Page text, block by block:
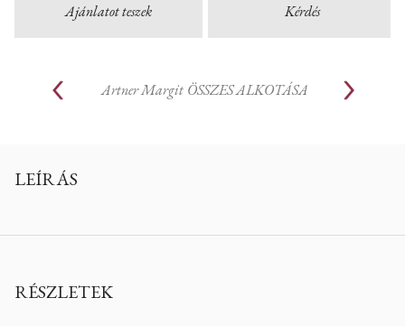
Ajánlatot teszek Kérdés
Artner Margit ÖSSZES ALKOTÁSA
LEÍRÁS
RÉSZLETEK